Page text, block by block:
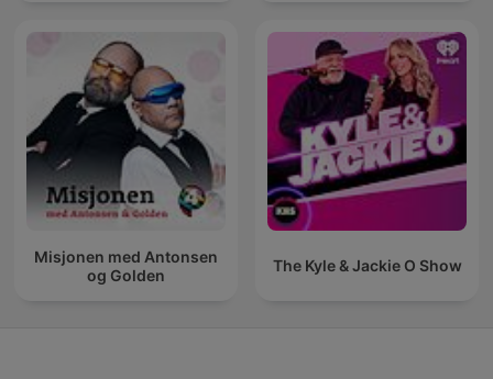
Misjonen med Antonsen
og Golden
The Kyle & Jackie O Show